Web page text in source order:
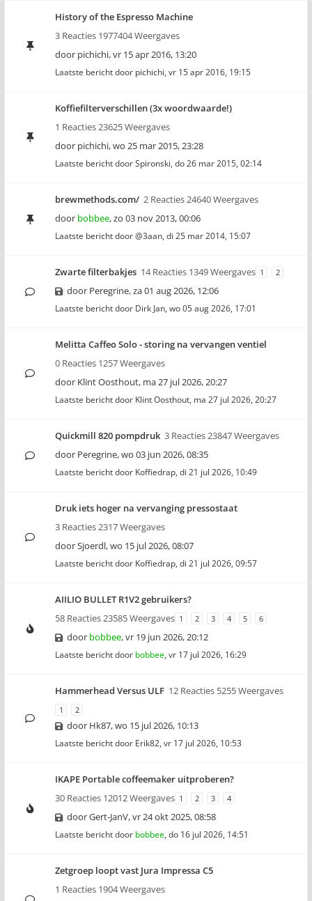
History of the Espresso Machine
3 Reacties 1977404 Weergaves
door pichichi,vr 15 apr 2016, 13:20
Laatste bericht door pichichi, vr 15 apr 2016, 19:15
Koffiefilterverschillen (3x woordwaarde!)
1 Reacties 23625 Weergaves
door pichichi,wo 25 mar 2015, 23:28
Laatste bericht doorSpironski, do 26 mar 2015, 02:14
brewmethods.com/ 2 Reacties 24640 Weergaves
door bobbee,zo 03 nov 2013, 00:06
Laatste bericht door@3aan, di 25 mar 2014, 15:07
Zwarte filterbakjes 14 Reacties 1349 Weergaves 1 2
door Peregrine,za 01 aug 2026, 12:06
Laatste bericht door Dirk Jan, wo 05 aug 2026, 17:01
Melitta Caffeo Solo - storing na vervangen ventiel
0 Reacties 1257 Weergaves
door Klint Oosthout, ma 27 jul 2026, 20:27
Laatste bericht door Klint Oosthout, ma 27 jul 2026, 20:27
Quickmill 820 pompdruk 3 Reacties 23847 Weergaves
door Peregrine,wo 03 jun 2026, 08:35
Laatste bericht door Koffiedrap, di 21 jul 2026, 10:49
Druk iets hoger na vervanging pressostaat
3 Reacties 2317 Weergaves
doorSjoerdl,wo 15 jul 2026, 08:07
Laatste bericht door Koffiedrap, di 21 jul 2026, 09:57
AIILIO BULLET R1V2 gebruikers?
58 Reacties 23585 Weergaves 1 2 3 4 5 6
door bobbee,vr 19 jun 2026, 20:12
Laatste bericht door bobbee, vr 17 jul 2026, 16:29
Hammerhead Versus ULF 12 Reacties 5255 Weergaves
1 2
door Hk87,wo 15 jul 2026, 10:13
Laatste bericht door Erik82, vr 17 jul 2026, 10:53
IKAPE Portable coffeemaker uitproberen?
30 Reacties 12012 Weergaves 1 2 3 4
doorGert-JanV,vr 24 okt 2025, 08:58
Laatste bericht door bobbee, do 16 jul 2026, 14:51
Zetgroep loopt vast Jura Impressa C5
1 Reacties 1904 Weergaves